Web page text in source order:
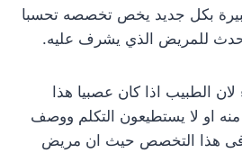
بكل جديد يخص تخصصه تحسبا
للمريض الذي يشرف عليه.
الطبيب اذا كان عصبيا هذا
او لا يستطيعون التكلم ووصف
فى هذا التخصص حيث ان مريض